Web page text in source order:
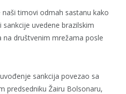
timovi odmah sastanu kako
uvedene brazilskim
na društvenim mrežama posle
sankcija povezao sa
predsedniku Žairu Bolsonaru,